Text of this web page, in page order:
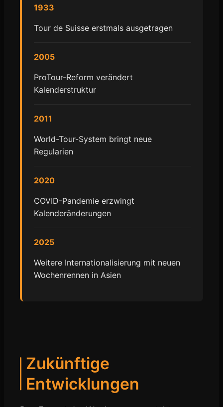
1933
Tour de Suisse erstmals ausgetragen
2005
ProTour-Reform verändert
Kalenderstruktur
2011
World-Tour-System bringt neue
Regularien
2020
COVID-Pandemie erzwingt
Kalenderänderungen
2025
Weitere Internationalisierung mit neuen
Wochenrennen in Asien
Zukünftige
Entwicklungen